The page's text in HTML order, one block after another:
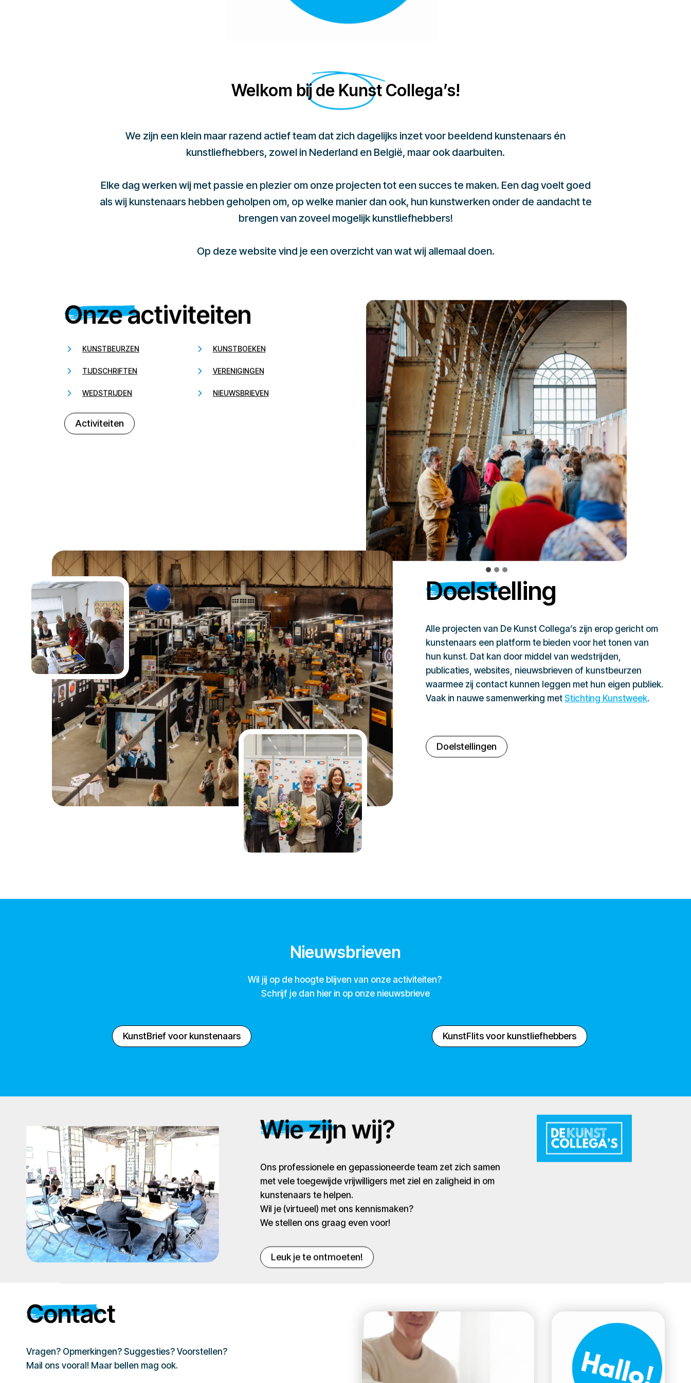
Welkom bij de Kunst Collega’s!
We zijn een klein maar razend actief team dat zich dagelijks inzet voor beeldend kunstenaars én
kunstliefhebbers, zowel in Nederland en België, maar ook daarbuiten.
Elke dag werken wij met passie en plezier om onze projecten tot een succes te maken. Een dag voelt goed
als wij kunstenaars hebben geholpen om, op welke manier dan ook, hun kunstwerken onder de aandacht te
brengen van zoveel mogelijk kunstliefhebbers!
Op deze website vind je een overzicht van wat wij allemaal doen.
Onze activiteiten
KUNSTBEURZEN KUNSTBOEKEN
TIJDSCHRIFTEN VERENIGINGEN
WEDSTRIJDEN NIEUWSBRIEVEN
Activiteiten
Doelstelling
Alle projecten van De Kunst Collega’s zijn erop gericht om
kunstenaars een platform te bieden voor het tonen van
hun kunst. Dat kan door middel van wedstrijden,
publicaties, websites, nieuwsbrieven of kunstbeurzen
waarmee zij contact kunnen leggen met hun eigen publiek.
Vaak in nauwe samenwerking metStichting Kunstweek.
Doelstellingen
Nieuwsbrieven
Wil jij op de hoogte blijven van onze activiteiten?
Schrijf je dan hier in op onze nieuwsbrieve
KunstBrief voor kunstenaars KunstFlits voor kunstliefhebbers
Wie zijn wij?
Ons professionele en gepassioneerde team zet zich samen
met vele toegewijde vrijwilligers met ziel en zaligheid in om
kunstenaars te helpen.
Wil je (virtueel) met ons kennismaken?
We stellen ons graag even voor!
Leuk je te ontmoeten!
Contact
Vragen? Opmerkingen? Suggesties? Voorstellen?
Mail ons vooral! Maar bellen mag ook.